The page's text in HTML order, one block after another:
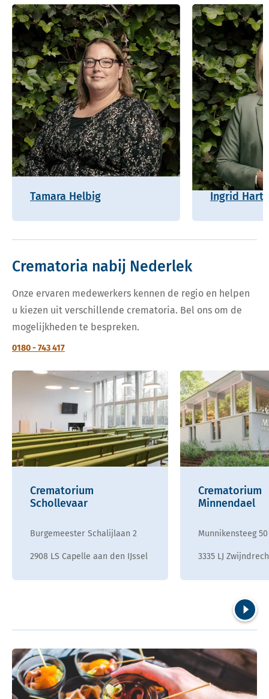
Tamara Helbig Ingrid
Crematoria nabij Nederlek
Onze ervaren medewerkers kennen de regio en helpen
u kiezen uit verschillende crematoria. Bel ons om de
mogelijkheden te bespreken.
0180 - 743 417
Crematorium
Schollevaar
Burgemeester Schalijlaan 2
2908 LS Capelle aan den IJssel
Crematorium
Minnendael
Munnikensteeg 50
3335 LJ